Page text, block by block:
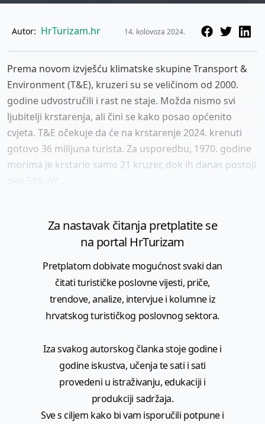
Autor: HrTurizam.hr 14. kolovoza 2024.
Prema novom izvješću klimatske skupine Transport &
Environment (T&E), kruzeri su se veličinom od 2000.
godine udvostručili i rast ne staje. Možda nismo svi
ljubitelji krstarenja, ali čini se kako posao općenito
cvjeta. T&E očekuje da će na krstarenje 2024. krenuti
gotovo 36 milijuna turista. Za usporedbu, 1970. godine
morima je krstario samo 21 kruzer, dok ih danas postoji
Za nastavak čitanja pretplatite se
na portal HrTurizam
Pretplatom dobivate mogućnost svaki dan
čitati turističke poslovne vijesti, priče,
trendove, analize, intervjue i kolumne iz
hrvatskog turističkog poslovnog sektora.
Iza svakog autorskog članka stoje godine i
godine iskustva, učenja te sati i sati
provedeni u istraživanju, edukaciji i
produkciji sadržaja.
Sve s ciljem kako bi vam isporučili potpune i